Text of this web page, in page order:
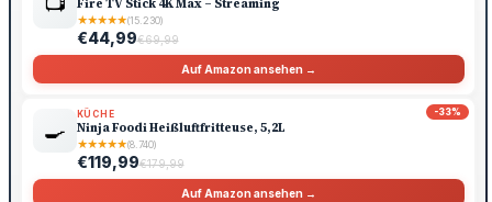
Fire TV Stick 4K Max – Streaming
★★★★★(15.230)
€44,99€69,99
Auf Amazon ansehen →
-33%
🍳
KÜCHE
Ninja Foodi Heißluftfritteuse, 5,2L
★★★★★(8.740)
€119,99€179,99
Auf Amazon ansehen →